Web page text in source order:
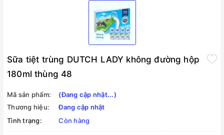
Sữa tiệt trùng DUTCH LADY không đường hộp
180ml thùng 48
Mã sản phẩm:
(Đang cập nhật...)
Thương hiệu:
Đang cập nhật
Tình trạng:
Còn hàng